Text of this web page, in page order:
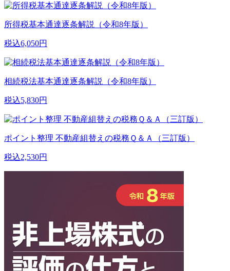
所得税基本通達逐条解説（令和8年版）
税込6,050円
相続税法基本通達逐条解説（令和8年版）
税込5,830円
ポイント整理 不動産組替えの税務Ｑ＆Ａ（三訂版）
税込2,530円